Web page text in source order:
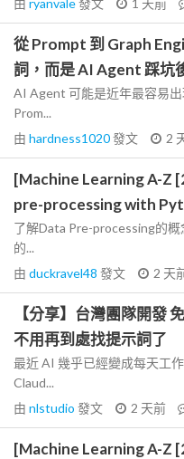
由 ryanvale發文 1 天前
從 Prompt 到 Graph
詞，而是 AI Agent 踩坑
AI Agent 可能是近年最容易
Prom...
由 hardness1020發文 2
[Machine Learning A-Z
pre-processing with
了解Data Pre-processing的
的...
由 duckravel48 發文 2 天
【分享】台灣團隊開發
不用再到處找提示詞了
最近 AI 幾乎已經變成每天工
Claud...
由 nlstudio 發文 2 天前
[Machine Learning A-Z